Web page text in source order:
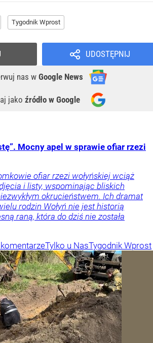
Tygodnik Wprost
UDOSTĘPNIJ
nas w Google News
jako źródło w Google
Mocny apel w sprawie ofiar rzezi
ofiar rzezi wołyńskiej wciąż
i listy, wspominając bliskich
okrucieństwem. Ich dramat
rodzin Wołyń nie jest historią
raną, która do dziś nie została
Tylko u NasTygodnik Wprost